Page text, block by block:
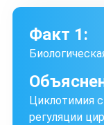
Факт 1:
Циклотимия
регуляции